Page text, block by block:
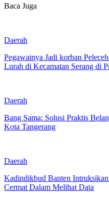
Baca Juga
Daerah
Pegawainya Jadi korban
Lurah di Kecamatan Serang di
Daerah
Bang Sama: Solusi Praktis
Kota Tangerang
Daerah
Kadindikbud Banten
Cermat Dalam Melihat Data